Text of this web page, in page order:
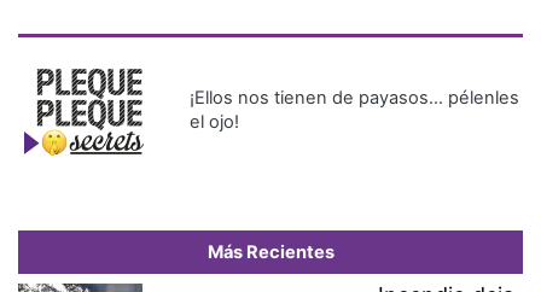
el ojo!
Más Recientes
Incendio deja